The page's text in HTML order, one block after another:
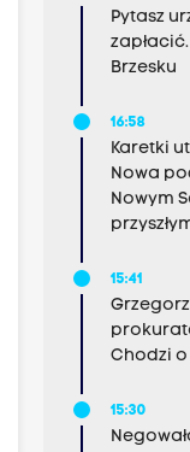
Pytasz
Brzesku
16:58
Karetki
Nowa
Nowym
15:41
Grzegorz
Chodzi o
15:30